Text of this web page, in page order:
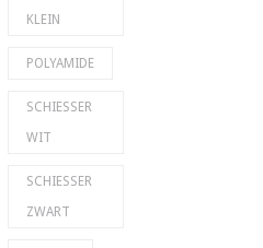
KLEIN
POLYAMIDE
SCHIESSER
WIT
SCHIESSER
ZWART